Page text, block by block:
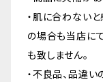
・肌に合わない
の場合も当店に
も致しません。
・不良品、品違